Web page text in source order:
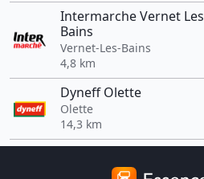
Intermarche Vernet Les
Bains
Vernet-Les-Bains
4,8 km
Dyneff Olette
Olette
14,3 km